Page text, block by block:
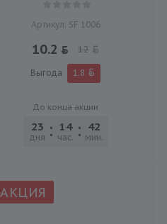
Артикул: SF 1006
10.2 12
Выгода 1.8
До конца акции
23
дня
14
час.
42
мин.
АКЦИЯ